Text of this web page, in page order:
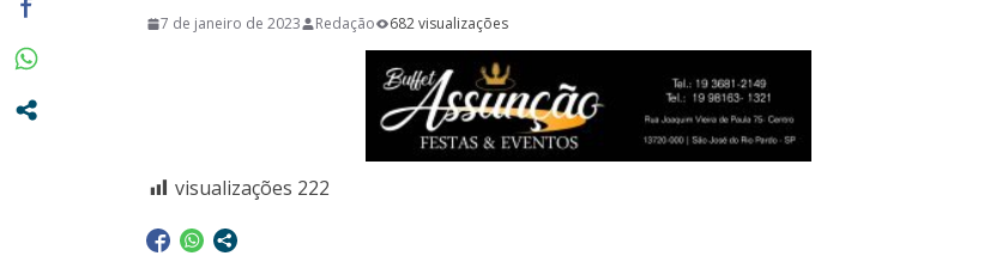
7 de janeiro de 2023 Redação 682 visualizações
visualizações 222